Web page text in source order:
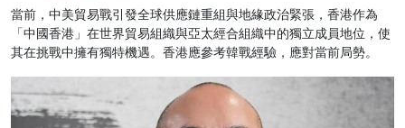
當前，中美貿易戰引發全球供應鏈重組與地緣政治緊張，香港作為
「中國香港」在世界貿易組織與亞太經合組織中的獨立成員地位，使
其在挑戰中擁有獨特機遇。香港應參考韓戰經驗，應對當前局勢。